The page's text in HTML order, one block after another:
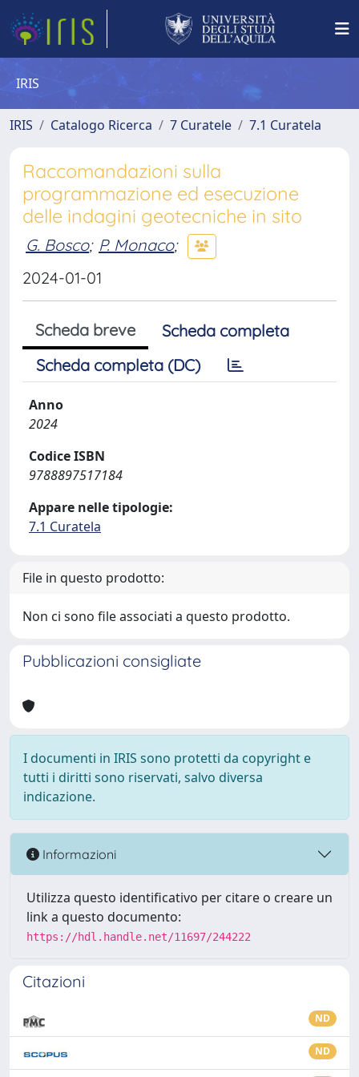
IRIS
IRIS Catalogo Ricerca 7 Curatele 7.1 Curatela
Raccomandazioni sulla
programmazione ed esecuzione
delle indagini geotecniche in sito
G. Bosco; P. Monaco;
2024-01-01
Scheda breve
Scheda completa
Scheda completa (DC)
Anno
2024
Codice ISBN
9788897517184
Appare nelle tipologie:
7.1 Curatela
File in questo prodotto:
Non ci sono file associati a questo prodotto.
Pubblicazioni consigliate
I documenti in IRIS sono protetti da copyright e
tutti i diritti sono riservati, salvo diversa
indicazione.
Informazioni
Utilizza questo identificativo per citare o creare un
link a questo documento:
https://hdl.handle.net/11697/244222
Citazioni
ND
ND